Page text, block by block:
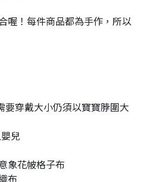
喔！每件商品都為手作，所以
要穿戴大小仍須以寶寶脖圍大
兒
象花帔格子布
布